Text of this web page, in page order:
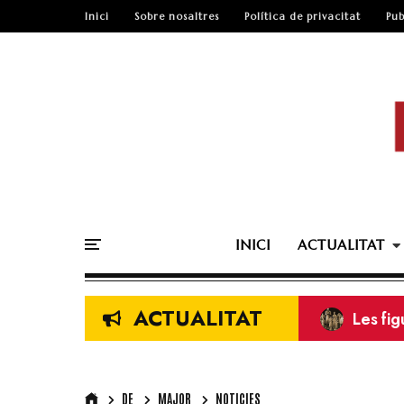
Inici Sobre nosaltres Política de privacitat
INICI ACTUALITAT
ACTUALITAT Les
Els
DE MAJOR NOTICIES